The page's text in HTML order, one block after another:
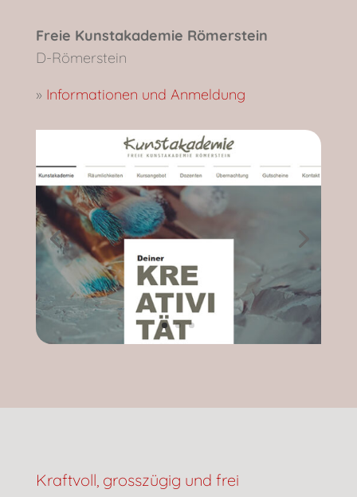
Freie Kunstakademie Römerstein
D-Römerstein
» Informationen und Anmeldung
Kraftvoll, grosszügig und frei